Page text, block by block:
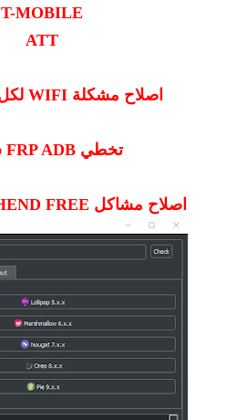
T-MOBILE
ATT
اصلاح مشكلة WIFI لكل هواتف LG
تخطي FRP ADB شامل
اصلاح مشاكل HEND FREE لكل الشركات